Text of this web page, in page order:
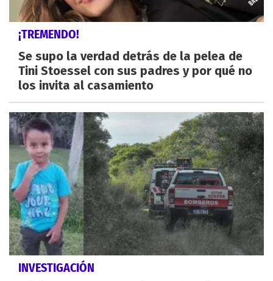
¡TREMENDO!
Se supo la verdad detrás de la pelea de
Tini Stoessel con sus padres y por qué no
los invita al casamiento
INVESTIGACIÓN